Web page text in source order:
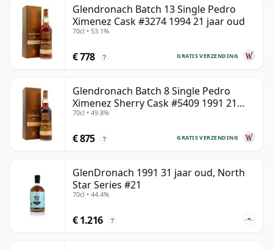
Glendronach Batch 13 Single Pedro
Ximenez Cask #3274 1994 21 jaar oud
70cl • 53.1%
GRATIS VERZENDING
€ 778 ?
Glendronach Batch 8 Single Pedro
Ximenez Sherry Cask #5409 1991 21
jaar oud
70cl • 49.8%
GRATIS VERZENDING
€ 875 ?
GlenDronach 1991 31 jaar oud, North
Star Series #21
70cl • 44.4%
€ 1.216 ?